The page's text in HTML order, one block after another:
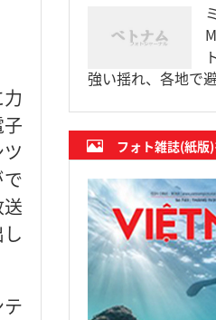
強い揺れ、各地で
フォト雑誌(紙版